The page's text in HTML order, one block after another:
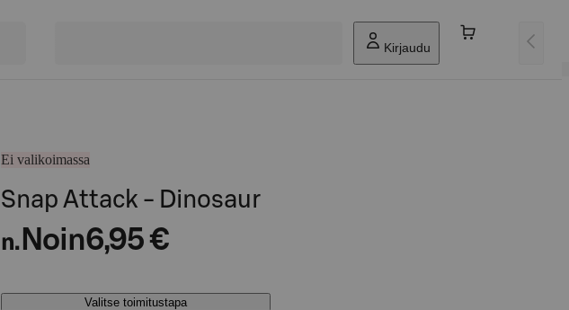
Kirjaudu
Ei valikoimassa
Snap Attack - Dinosaur
n. Noin6,95 €
Valitse toimitustapa